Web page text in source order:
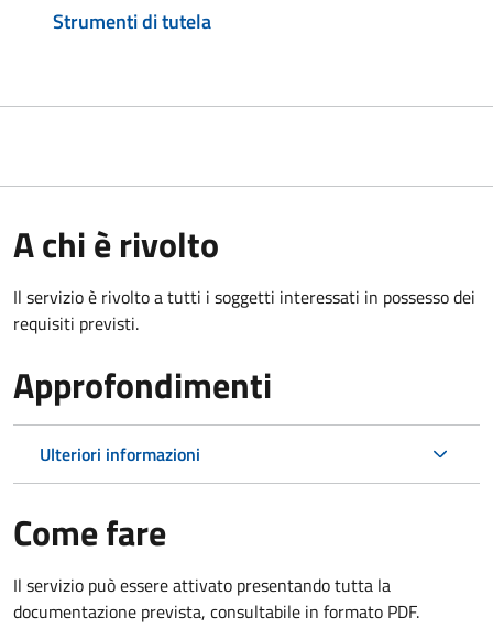
Strumenti di tutela
A chi è rivolto
Il servizio è rivolto a tutti i soggetti interessati in possesso dei
requisiti previsti.
Approfondimenti
Ulteriori informazioni
Come fare
Il servizio può essere attivato presentando tutta la
documentazione prevista, consultabile in formato PDF.